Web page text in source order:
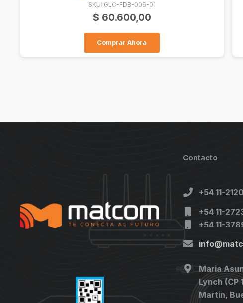
SKU: VDIEB17266UWE
$6.900,00
Comprar Ahora
Contacto
+54 11-
+54 11-
+54 11-
Maria
Lynch (CP
Martin,